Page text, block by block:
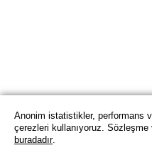
Anonim istatistikler, performans
çerezleri kullanıyoruz.
buradadır.